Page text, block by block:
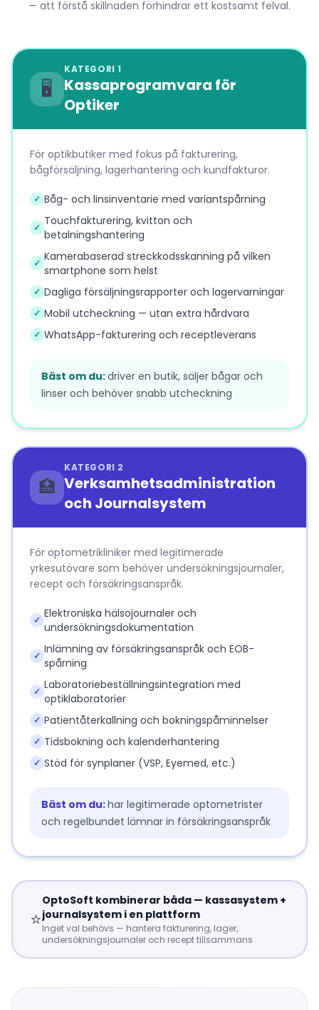
— att förstå skillnaden förhindrar ett kostsamt felval.
🖥️
KATEGORI 1
Kassaprogramvara för
Optiker
För optikbutiker med fokus på fakturering,
bågförsäljning, lagerhantering och kundfakturor.
✓ Båg- och linsinventarie med variantspårning
✓ Touchfakturering, kvitton och
betalningshantering
✓ Kamerabaserad streckkodsskanning på vilken
smartphone som helst
✓ Dagliga försäljningsrapporter och lagervarningar
✓ Mobil utcheckning — utan extra hårdvara
✓ WhatsApp-fakturering och receptleverans
Bäst om du:driver en butik, säljer bågar och
linser och behöver snabb utcheckning
🏥
KATEGORI 2
Verksamhetsadministration
och Journalsystem
För optometrikliniker med legitimerade
yrkesutövare som behöver undersökningsjournaler,
recept och försäkringsanspråk.
✓ Elektroniska hälsojournaler och
undersökningsdokumentation
✓ Inlämning av försäkringsanspråk och EOB-
spårning
✓ Laboratoriebeställningsintegration med
optiklaboratorier
✓ Patientåterkallning och bokningspåminnelser
✓ Tidsbokning och kalenderhantering
✓ Stöd för synplaner (VSP, Eyemed, etc.)
Bäst om du:har legitimerade optometrister
och regelbundet lämnar in försäkringsanspråk
⭐
OptoSoft kombinerar båda — kassasystem +
journalsystem i en plattform
Inget val behövs — hantera fakturering, lager,
undersökningsjournaler och recept tillsammans